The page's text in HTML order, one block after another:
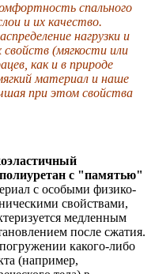
спального
и их качество.
нагрузки и
(мягкости или
как и в природе
материал и наше
при этом свойства
с "памятью"
с особыми физико-
свойствами,
медленным
после сжатия.
какого-либо
(например,